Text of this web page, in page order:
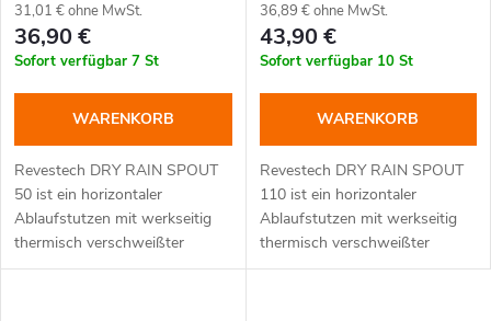
31,01 € ohne MwSt.
36,90 €
Sofort verfügbar 7 St
WARENKORB
Revestech DRY RAIN SPOUT
50 ist ein horizontaler
Ablaufstutzen mit werkseitig
thermisch verschweißter
DRY50-Abdichtungsmembran
36,89 € ohne MwSt.
43,90 €
Sofort verfügbar 10 St
WARENKORB
Revestech DRY RAIN SPOUT
110 ist ein horizontaler
Ablaufstutzen mit werkseitig
thermisch verschweißter
DRY50-Abdichtungsmembran